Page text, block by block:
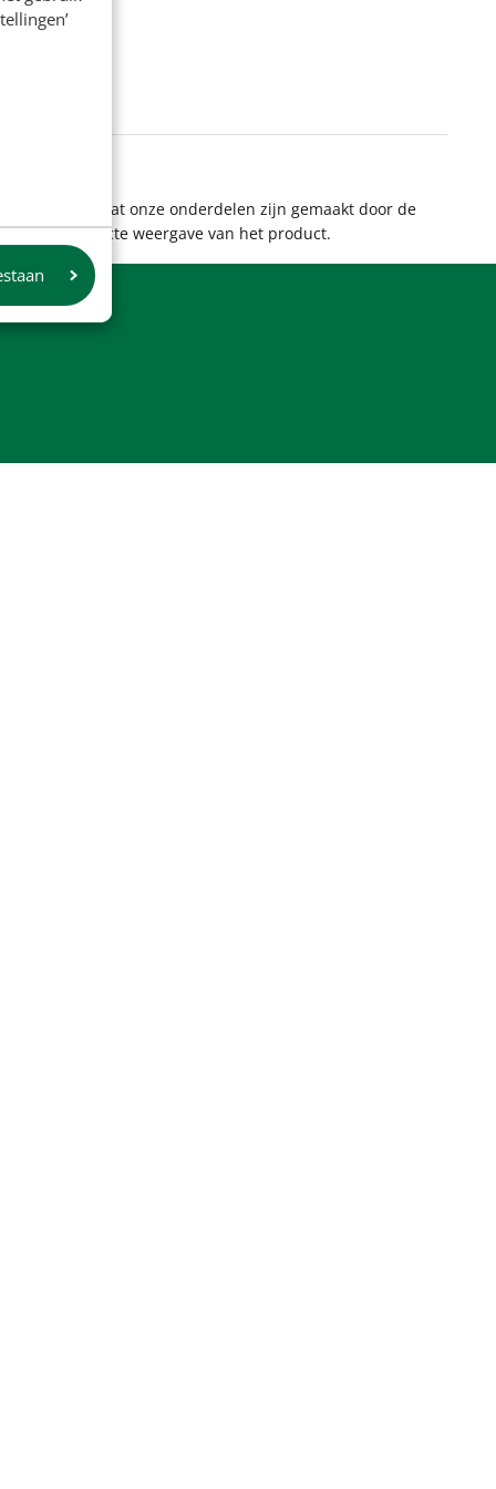
te geven dat onze onderdelen zijn gemaakt door de
een exacte weergave van het product.